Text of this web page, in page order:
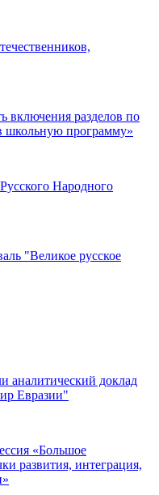
включения разделов по
школьную программу»
Народного
"Великое русское
аналитический доклад
Евразии"
«Большое
развития, интеграция,